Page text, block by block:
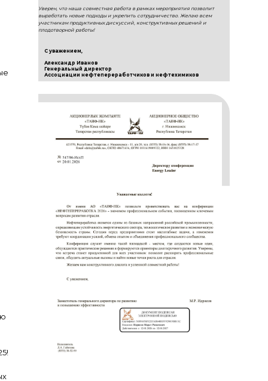
С уважением,
Александр Иванов
Генеральный директор
Ассоциации нефтепереработчиков и нефтехимиков
Уверен, что наша совместная работа в рамках мероприятия позволит
выработать новые подходы и укрепить сотрудничество. Желаю всем
участникам продуктивных дискуссий, конструктивных решений и
плодотворной работы!